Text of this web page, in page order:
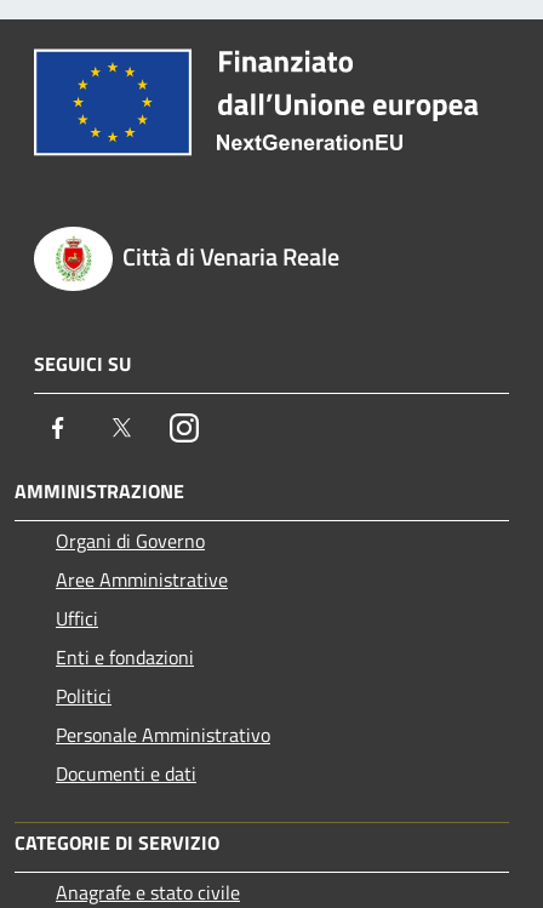
Città di Venaria Reale
SEGUICI SU
Facebook TwitterInstagram
AMMINISTRAZIONE
Organi di Governo
Aree Amministrative
Uffici
Enti e fondazioni
Politici
Personale Amministrativo
Documenti e dati
CATEGORIE DI SERVIZIO
Anagrafe e stato civile